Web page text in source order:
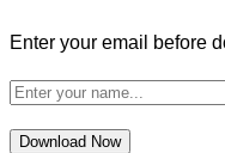
Enter your email before
Download Now